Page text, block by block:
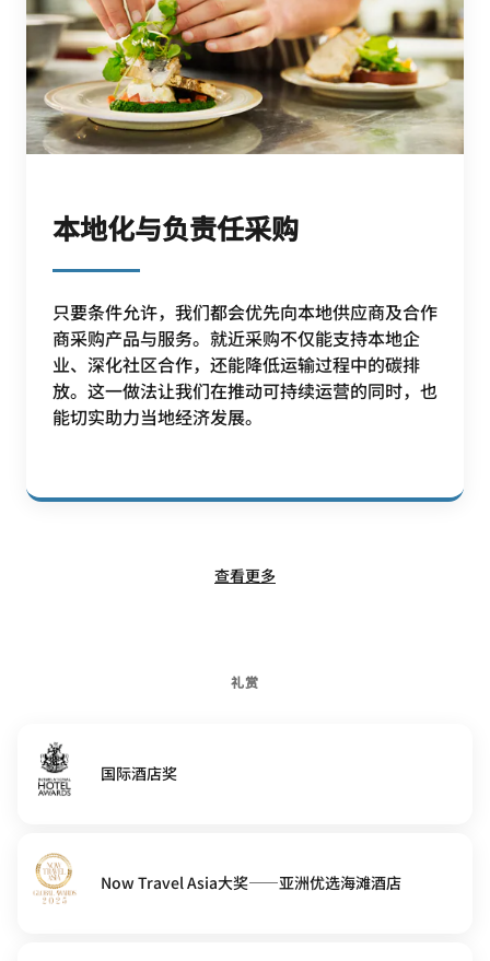
本地化与负责任采购
只要条件允许，我们都会优先向本地供应商及合作
商采购产品与服务。就近采购不仅能支持本地企
业、深化社区合作，还能降低运输过程中的碳排
放。这一做法让我们在推动可持续运营的同时，也
能切实助力当地经济发展。
查看更多
礼赏
国际酒店奖
Now Travel Asia大奖——亚洲优选海滩酒店